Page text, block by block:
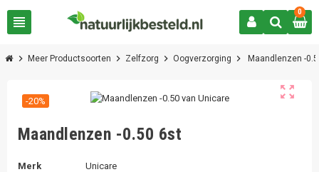
view_headline
0
chevron_right Meer Productsoorten chevron_right Zelfzorg chevron_right Oogverzorging chevron_right Maandlenzen -
zoom_out_map
-20%
Maandlenzen -0.50 6st
Merk
Unicare